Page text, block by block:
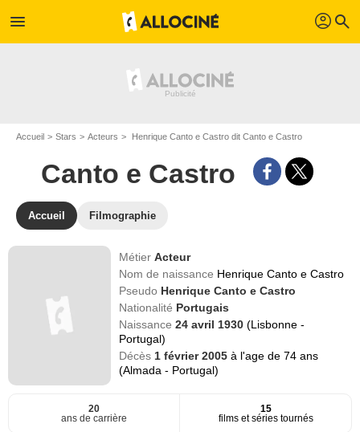
menu profil search
Accueil Stars Acteurs Henrique Canto e Castro dit Canto e Castro
Canto e Castro
Accueil Filmographie
MétierActeur
Nom de naissance Henrique Canto e Castro
Pseudo Henrique Canto e Castro
Nationalité Portugais
Naissance24 avril 1930(Lisbonne -
Portugal)
Décès 1 février 2005à l'age de 74 ans
(Almada - Portugal)
20
ans de carrière
15
films et séries tournés